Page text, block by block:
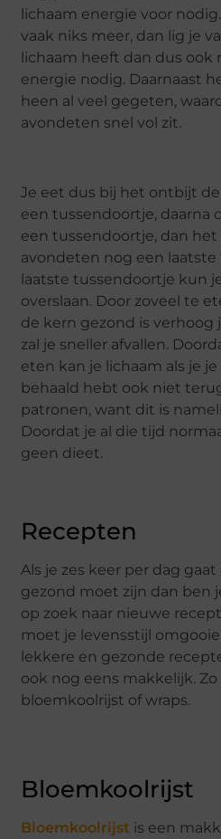
lichaam energie voor
vaak niks meer, dan lig je
lichaam heeft dan dus ook
energie nodig. Daarnaast
heen al veel gegeten,
avondeten snel vol zit.
Je eet dus bij het ontbijt
een tussendoortje, daarna
een tussendoortje, dan
avondeten nog een
laatste tussendoortje kun
overslaan. Door zoveel te
de kern gezond is verhoog
zal je sneller afvallen.
eten kan je lichaam als je
behaald hebt ook niet
patronen, want dit is
Doordat je al die tijd
geen dieet.
Recepten
Als je zes keer per dag
gezond moet zijn dan ben
op zoek naar nieuwe
moet je levensstijl
lekkere en gezonde
ook nog eens makkelijk.
bloemkoolrijst of wraps.
Bloemkoolrijst
Bloemkoolrijst is een